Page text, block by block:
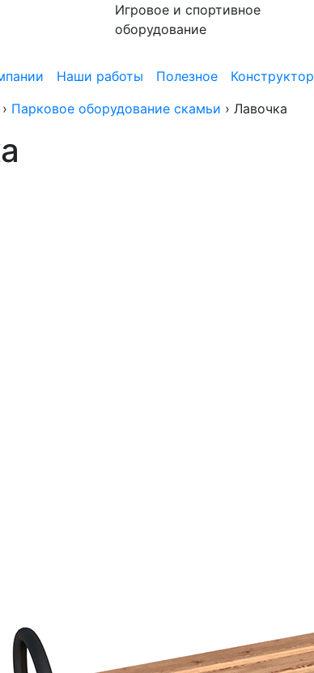
Игровое и спортивное
оборудование
Наши работы Полезное Конструктор
› Парковое оборудование скамьи › Лавочка